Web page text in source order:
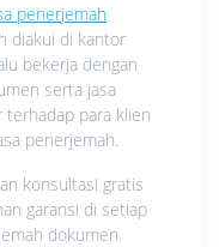
penerjemah
diakui di kantor
bekerja dengan
serta jasa
para klien
penerjemah.
konsultasi gratis
garansi di setiap
dokumen